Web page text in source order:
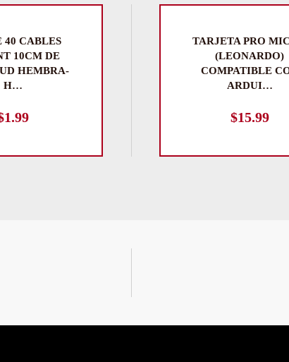
40 CABLES
10CM DE
HEMBRA-
H…
1.99
TARJETA PRO
(LEONARDO)
COMPATIBLE
ARDUI…
$15.99